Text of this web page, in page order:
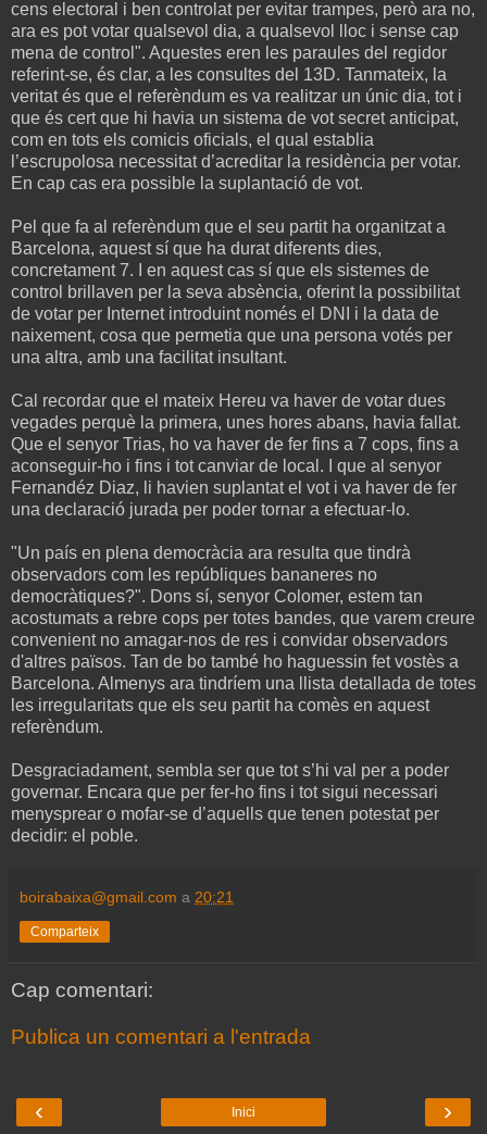
cens electoral i ben controlat per evitar trampes, però ara no,
ara es pot votar qualsevol dia, a qualsevol lloc i sense cap
mena de control". Aquestes eren les paraules del regidor
referint-se, és clar, a les consultes del 13D. Tanmateix, la
veritat és que el referèndum es va realitzar un únic dia, tot i
que és cert que hi havia un sistema de vot secret anticipat,
com en tots els comicis oficials, el qual establia
l’escrupolosa necessitat d’acreditar la residència per votar.
En cap cas era possible la suplantació de vot.
Pel que fa al referèndum que el seu partit ha organitzat a
Barcelona, aquest sí que ha durat diferents dies,
concretament 7. I en aquest cas sí que els sistemes de
control brillaven per la seva absència, oferint la possibilitat
de votar per Internet introduint només el DNI i la data de
naixement, cosa que permetia que una persona votés per
una altra, amb una facilitat insultant.
Cal recordar que el mateix Hereu va haver de votar dues
vegades perquè la primera, unes hores abans, havia fallat.
Que el senyor Trias, ho va haver de fer fins a 7 cops, fins a
aconseguir-ho i fins i tot canviar de local. I que al senyor
Fernandéz Diaz, li havien suplantat el vot i va haver de fer
una declaració jurada per poder tornar a efectuar-lo.
"Un país en plena democràcia ara resulta que tindrà
observadors com les repúbliques bananeres no
democràtiques?". Dons sí, senyor Colomer, estem tan
acostumats a rebre cops per totes bandes, que varem creure
convenient no amagar-nos de res i convidar observadors
d'altres països. Tan de bo també ho haguessin fet vostès a
Barcelona. Almenys ara tindríem una llista detallada de totes
les irregularitats que els seu partit ha comès en aquest
referèndum.
Desgraciadament, sembla ser que tot s’hi val per a poder
governar. Encara que per fer-ho fins i tot sigui necessari
menysprear o mofar-se d’aquells que tenen potestat per
decidir: el poble.
boirabaixa@gmail.com a 20:21
Comparteix
Cap comentari:
Publica un comentari a l'entrada
‹ ›
Inici